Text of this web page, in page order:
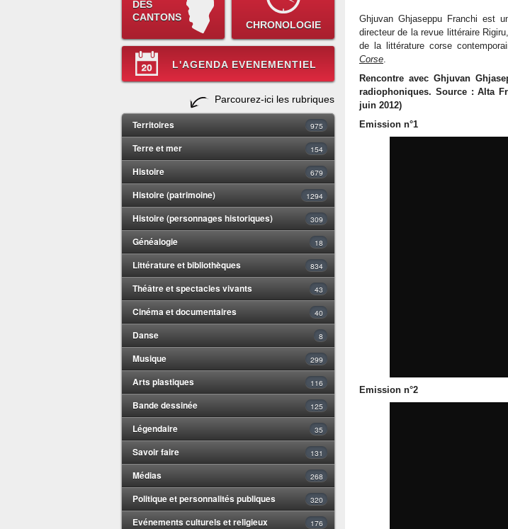
DES
CANTONS
CHRONOLOGIE
L'AGENDA EVENEMENTIEL
Parcourez-ici les rubriques
Territoires 975
Terre et mer 154
Histoire 679
Histoire (patrimoine) 1294
Histoire (personnages historiques) 309
Généalogie 18
Littérature et bibliothèques 834
Théâtre et spectacles vivants 43
Cinéma et documentaires 40
Danse 8
Musique 299
Arts plastiques 116
Bande dessinée 125
Légendaire 35
Savoir faire 131
Médias 268
Politique et personnalités publiques 320
Evénements culturels et religieux 176
Ghjuvan Ghjaseppu Franchi est
directeur de la revue littéraire
de la littérature corse
Corse.
Rencontre avec Ghjuvan
radiophoniques. Source : Alta
juin 2012)
Emission n°1
Emission n°2